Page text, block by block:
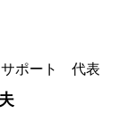
サポート 代表